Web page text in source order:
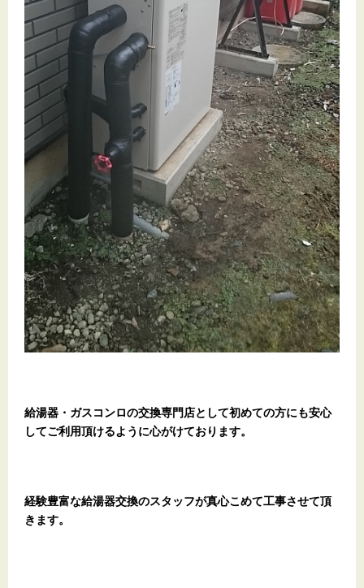
給湯器・ガスコンロの交換専門店として初めての方にも安心
してご利用頂けるように心がけております。
経験豊富な給湯器交換のスタッフが真心こめて工事させて頂
きます。